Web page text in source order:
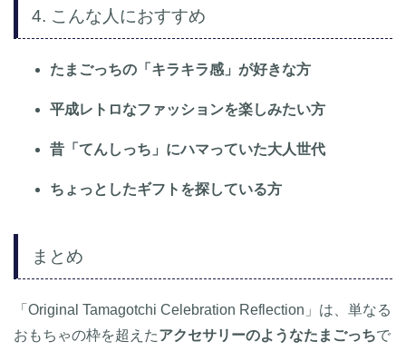
4. こんな人におすすめ
たまごっちの「キラキラ感」が好きな方
平成レトロなファッションを楽しみたい方
昔「てんしっち」にハマっていた大人世代
ちょっとしたギフトを探している方
まとめ
「Original Tamagotchi Celebration Reflection」は、単なる
おもちゃの枠を超えたアクセサリーのようなたまごっちで